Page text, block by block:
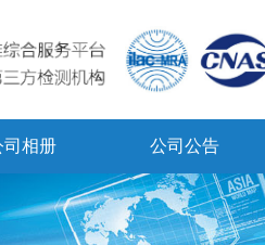
司相册 公司公告